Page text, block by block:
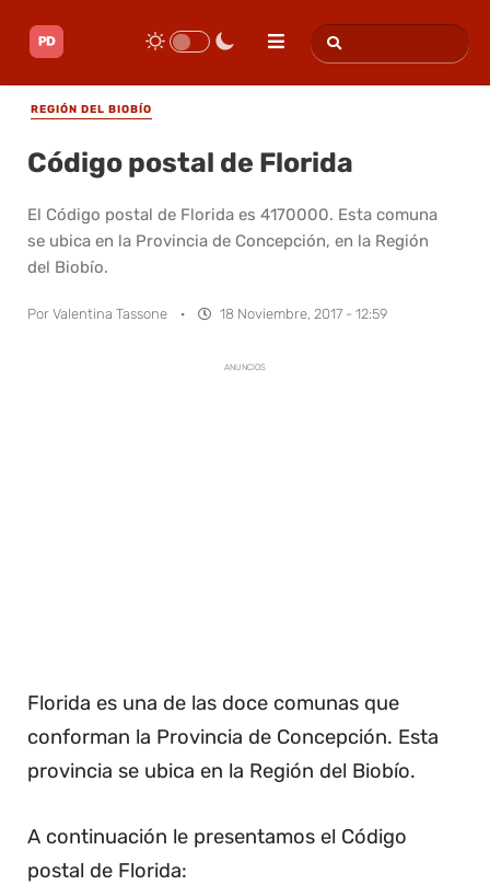
REGIÓN DEL BIOBÍO
Código postal de Florida
El Código postal de Florida es 4170000. Esta comuna
se ubica en la Provincia de Concepción, en la Región
del Biobío.
Por Valentina Tassone · 18 Noviembre, 2017 - 12:59
ANUNCIOS
Florida es una de las doce comunas que
conforman la Provincia de Concepción. Esta
provincia se ubica en la Región del Biobío.
A continuación le presentamos el Código
postal de Florida: